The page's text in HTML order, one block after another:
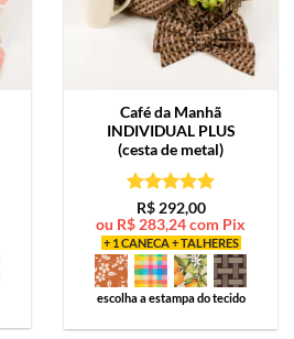
Café da Manhã
INDIVIDUAL PLUS
(cesta de metal)
Avaliação5
de 5
R$292,00
ou R$ 283,24com Pix
+ 1 CANECA + TALHERES
escolha a estampa do tecido